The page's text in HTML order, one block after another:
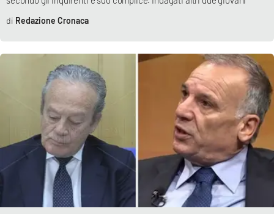
Cosenzachannel.it
Ilvibonese.it
Catanzarochannel.it
Android
Redazione Cronaca